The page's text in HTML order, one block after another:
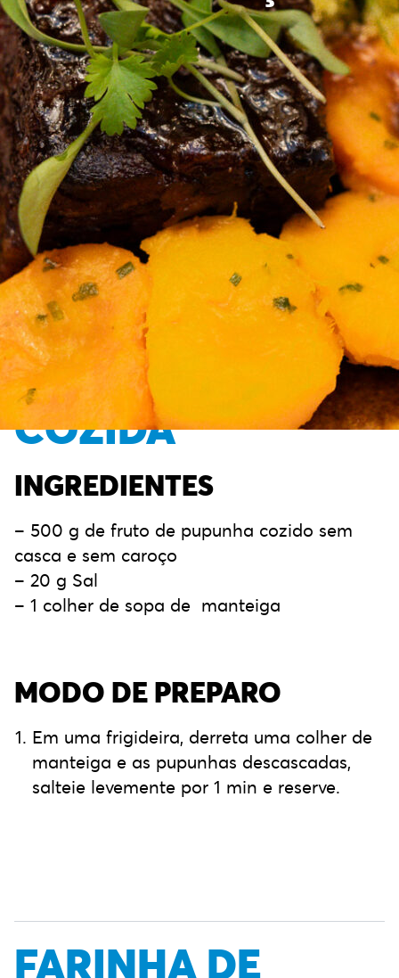
Compartilhe:
Receita por Thiago Castanho.
PUPUNHA
COZIDA
INGREDIENTES
– 500 g de fruto de pupunha cozido sem
casca e sem caroço
– 20 g Sal
– 1 colher de sopa de manteiga
MODO DE PREPARO
Em uma frigideira, derreta uma colher de
manteiga e as pupunhas descascadas,
salteie levemente por 1 min e reserve.
FARINHA DE